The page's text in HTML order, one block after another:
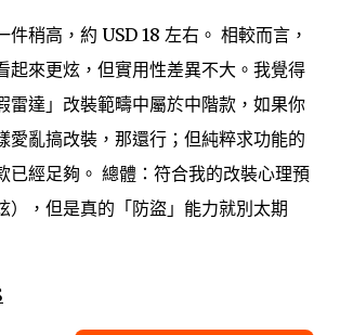
件稍高，約 USD 18 左右。 相較而言，
起來更炫，但實用性差異不大。我覺得
雷達」改裝範疇中屬於中階款，如果你
愛亂搞改裝，那還行；但純粹求功能的
已經足夠。 總體：符合我的改裝心理預
），但是真的「防盜」能力就別太期